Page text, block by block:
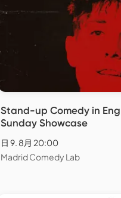
Stand-up Comedy in
Sunday Showcase
日 9. 8月 20:00
Madrid Comedy Lab